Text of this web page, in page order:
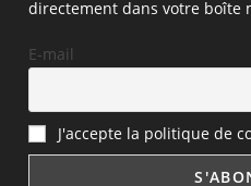
directement dans votre boîte
E-mail
J'accepte la politique de